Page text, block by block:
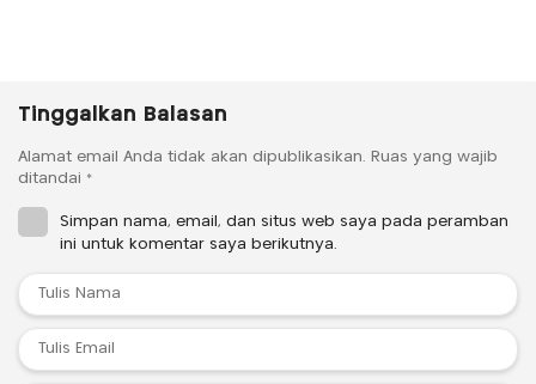
Tinggalkan Balasan
Alamat email Anda tidak akan dipublikasikan. Ruas yang wajib
ditandai *
Simpan nama, email, dan situs web saya pada peramban
ini untuk komentar saya berikutnya.